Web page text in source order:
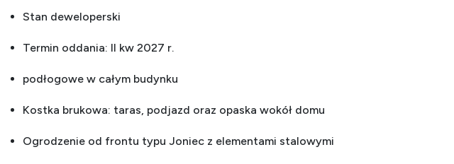
Stan deweloperski
Termin oddania: II kw 2027 r.
podłogowe w całym budynku
Kostka brukowa: taras, podjazd oraz opaska wokół domu
Ogrodzenie od frontu typu Joniec z elementami stalowymi